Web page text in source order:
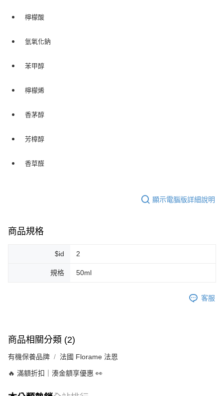
檸檬酸
氫氧化鈉
苯甲醇
檸檬烯
香茅醇
芳樟醇
香草醛
顯示電腦版詳細說明
商品規格
$id 2
規格 50ml
客服
商品相關分類 (2)
有機保養品牌 法國 Florame 法恩
🔥 滿額折扣｜湊金額享優惠 👀